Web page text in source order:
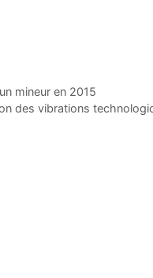
mineur en 2015
des vibrations